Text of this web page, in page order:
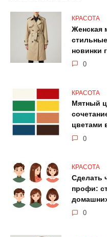
КРАСОТА
Женская
новинки
0
КРАСОТА
Мятный
цветами
0
КРАСОТА
Сделать
профи:
0